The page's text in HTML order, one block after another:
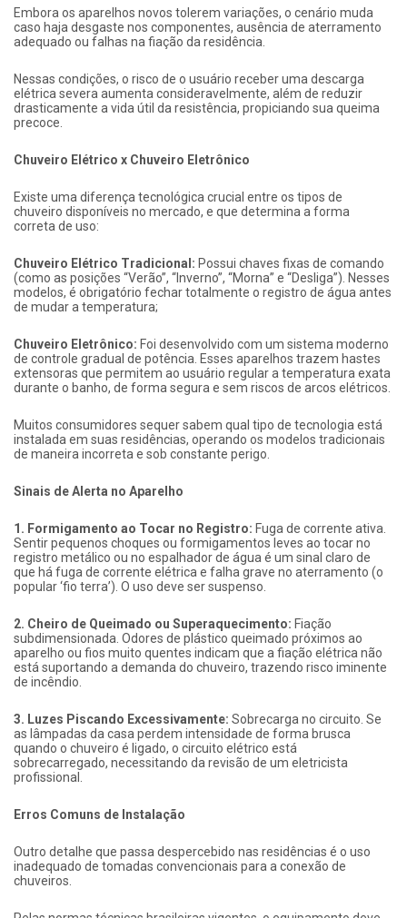
Embora os aparelhos novos tolerem variações, o cenário muda
caso haja desgaste nos componentes, ausência de aterramento
adequado ou falhas na fiação da residência.
Nessas condições, o risco de o usuário receber uma descarga
elétrica severa aumenta consideravelmente, além de reduzir
drasticamente a vida útil da resistência, propiciando sua queima
precoce.
Chuveiro Elétrico x Chuveiro Eletrônico
Existe uma diferença tecnológica crucial entre os tipos de
chuveiro disponíveis no mercado, e que determina a forma
correta de uso:
Chuveiro Elétrico Tradicional: Possui chaves fixas de comando
(como as posições “Verão”, “Inverno”, “Morna” e “Desliga”). Nesses
modelos, é obrigatório fechar totalmente o registro de água antes
de mudar a temperatura;
Chuveiro Eletrônico: Foi desenvolvido com um sistema moderno
de controle gradual de potência. Esses aparelhos trazem hastes
extensoras que permitem ao usuário regular a temperatura exata
durante o banho, de forma segura e sem riscos de arcos elétricos.
Muitos consumidores sequer sabem qual tipo de tecnologia está
instalada em suas residências, operando os modelos tradicionais
de maneira incorreta e sob constante perigo.
Sinais de Alerta no Aparelho
1. Formigamento ao Tocar no Registro: Fuga de corrente ativa.
Sentir pequenos choques ou formigamentos leves ao tocar no
registro metálico ou no espalhador de água é um sinal claro de
que há fuga de corrente elétrica e falha grave no aterramento (o
popular ‘fio terra’). O uso deve ser suspenso.
2. Cheiro de Queimado ou Superaquecimento: Fiação
subdimensionada. Odores de plástico queimado próximos ao
aparelho ou fios muito quentes indicam que a fiação elétrica não
está suportando a demanda do chuveiro, trazendo risco iminente
de incêndio.
3. Luzes Piscando Excessivamente: Sobrecarga no circuito. Se
as lâmpadas da casa perdem intensidade de forma brusca
quando o chuveiro é ligado, o circuito elétrico está
sobrecarregado, necessitando da revisão de um eletricista
profissional.
Erros Comuns de Instalação
Outro detalhe que passa despercebido nas residências é o uso
inadequado de tomadas convencionais para a conexão de
chuveiros.